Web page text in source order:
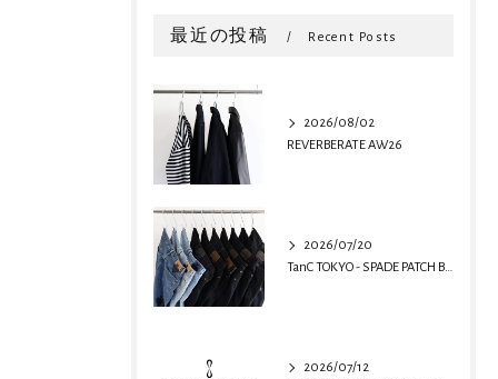
最近の投稿 Recent Posts
2026/08/02
REVERBERATE AW26
2026/07/20
TanC TOKYO - SPADE PATCH BUGGY REMAKE DENIM
2026/07/12